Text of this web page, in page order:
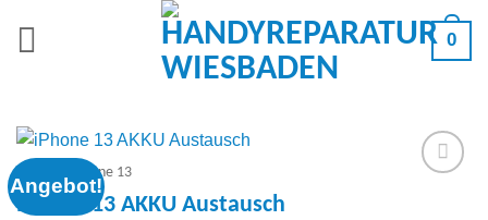
0
Angebot!
iPhone 13
iPhone 13 AKKU Austausch